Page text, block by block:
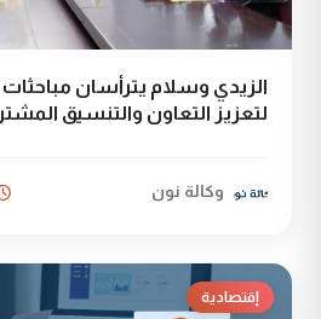
الزيدي وسلام يترأسان مباحثات
لتعزيز التعاون والتنسيق
وكالة نون
إقتصادية